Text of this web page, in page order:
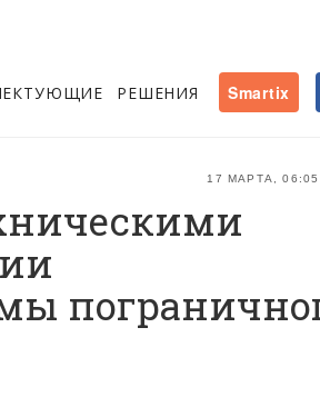
РЕШЕНИЯ Smartix
17 МАРТА, 06:05